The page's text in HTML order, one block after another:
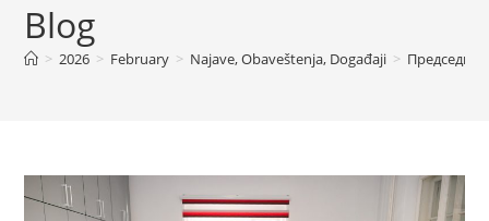
Blog
> 2026 > February > Najave, Obaveštenja, Događaji >